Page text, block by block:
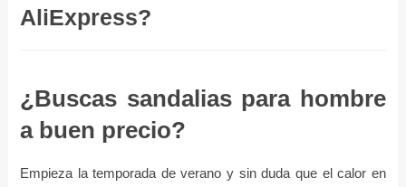
AliExpress?
¿Buscas sandalias para hombre
a buen precio?
Empieza la temporada de verano y sin duda que el calor en